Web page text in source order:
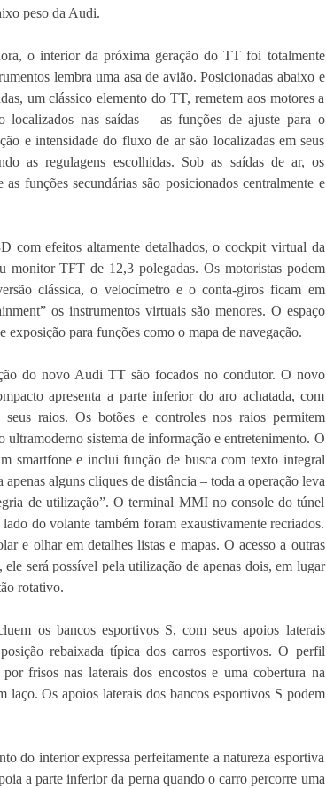
peso da Audi.
o interior da próxima geração do TT foi totalmente
lembra uma asa de avião. Posicionadas abaixo e
um clássico elemento do TT, remetem aos motores a
localizados nas saídas – as funções de ajuste para o
e intensidade do fluxo de ar são localizadas em seus
as regulagens escolhidas. Sob as saídas de ar, os
funções secundárias são posicionados centralmente e
com efeitos altamente detalhados, o cockpit virtual da
monitor TFT de 12,3 polegadas. Os motoristas podem
clássica, o velocímetro e o conta-giros ficam em
os instrumentos virtuais são menores. O espaço
exposição para funções como o mapa de navegação.
do novo Audi TT são focados no condutor. O novo
apresenta a parte inferior do aro achatada, com
raios. Os botões e controles nos raios permitem
ultramoderno sistema de informação e entretenimento. O
smartfone e inclui função de busca com texto integral
alguns cliques de distância – toda a operação leva
de utilização”. O terminal MMI no console do túnel
do volante também foram exaustivamente recriados.
e olhar em detalhes listas e mapas. O acesso a outras
será possível pela utilização de apenas dois, em lugar
rotativo.
os bancos esportivos S, com seus apoios laterais
rebaixada típica dos carros esportivos. O perfil
frisos nas laterais dos encostos e uma cobertura na
laço. Os apoios laterais dos bancos esportivos S podem
do interior expressa perfeitamente a natureza esportiva
a parte inferior da perna quando o carro percorre uma